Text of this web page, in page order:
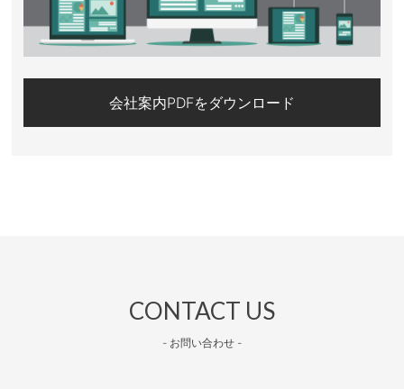
会社案内PDFをダウンロード
CONTACT US
- お問い合わせ -